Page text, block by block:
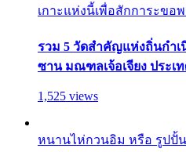
เกาะแห่งนี้เพื่อสักการะขอ
รวม 5 วัดสำคัญแห่งถิ่นกำเ
ซาน มณฑลเจ้อเจียง ประเ
1,525 views
หนานไห่กวนอิม หรือ รูปปั้น